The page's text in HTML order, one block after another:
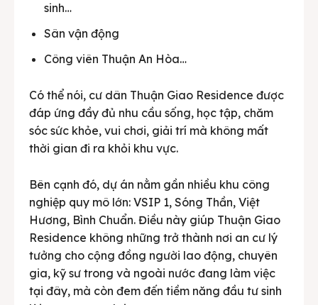
sinh…
Sân vận động
Công viên Thuận An Hòa…
Có thể nói, cư dân Thuận Giao Residence được
đáp ứng đầy đủ nhu cầu sống, học tập, chăm
sóc sức khỏe, vui chơi, giải trí mà không mất
thời gian đi ra khỏi khu vực.
Bên cạnh đó, dự án nằm gần nhiều khu công
nghiệp quy mô lớn: VSIP 1, Sóng Thần, Việt
Hương, Bình Chuẩn. Điều này giúp Thuận Giao
Residence không những trở thành nơi an cư lý
tưởng cho cộng đồng người lao động, chuyên
gia, kỹ sư trong và ngoài nước đang làm việc
tại đây, mà còn đem đến tiềm năng đầu tư sinh